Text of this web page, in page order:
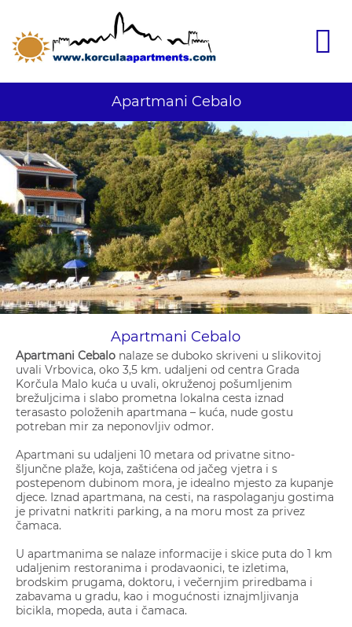
Apartmani Cebalo
Apartmani Cebalo
Apartmani Cebalo nalaze se duboko skriveni u slikovitoj
uvali Vrbovica, oko 3,5 km. udaljeni od centra Grada
Korčula Malo kuća u uvali, okruženoj pošumljenim
brežuljcima i slabo prometna lokalna cesta iznad
terasasto položenih apartmana – kuća, nude gostu
potreban mir za neponovljiv odmor.
Apartmani su udaljeni 10 metara od privatne sitno-
šljunčne plaže, koja, zaštićena od jačeg vjetra i s
postepenom dubinom mora, je idealno mjesto za kupanje
djece. Iznad apartmana, na cesti, na raspolaganju gostima
je privatni natkriti parking, a na moru most za privez
čamaca.
U apartmanima se nalaze informacije i skice puta do 1 km
udaljenim restoranima i prodavaonici, te izletima,
brodskim prugama, doktoru, i večernjim priredbama i
zabavama u gradu, kao i mogućnosti iznajmljivanja
bicikla, mopeda, auta i čamaca.